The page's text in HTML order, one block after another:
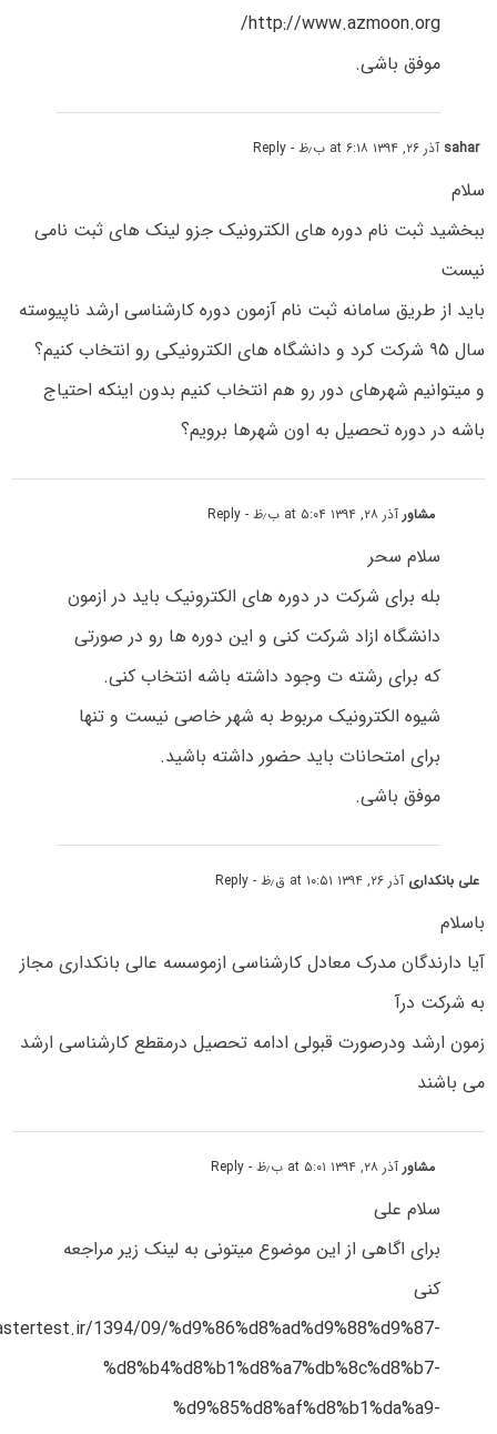
http://www.azmoon.org/
موفق باشی.
sahar آذر ۲۶, ۱۳۹۴ at ۶:۱۸ ب٫ظ - Reply
سلام
ببخشید ثبت نام دوره های الکترونیک جزو لینک های ثبت نامی
نیست
باید از طریق سامانه ثبت نام آزمون دوره کارشناسی ارشد ناپیوسته
سال ۹۵ شرکت کرد و دانشگاه های الکترونیکی رو انتخاب کنیم؟
و میتوانیم شهرهای دور رو هم انتخاب کنیم بدون اینکه احتیاج
باشه در دوره تحصیل به اون شهرها برویم؟
مشاورآذر ۲۸, ۱۳۹۴ at ۵:۰۴ ب٫ظ - Reply
سلام سحر
بله برای شرکت در دوره های الکترونیک باید در ازمون
دانشگاه ازاد شرکت کنی و این دوره ها رو در صورتی
که برای رشته ت وجود داشته باشه انتخاب کنی.
شیوه الکترونیک مربوط به شهر خاصی نیست و تنها
برای امتحانات باید حضور داشته باشید.
موفق باشی.
علی بانکداری آذر ۲۶, ۱۳۹۴ at ۱۰:۵۱ ق٫ظ - Reply
باسلام
آیا دارندگان مدرک معادل کارشناسی ازموسسه عالی بانکداری مجاز
به شرکت درآ
زمون ارشد ودرصورت قبولی ادامه تحصیل درمقطع کارشناسی ارشد
می باشند
مشاورآذر ۲۸, ۱۳۹۴ at ۵:۰۱ ب٫ظ - Reply
سلام علی
برای اگاهی از این موضوع میتونی به لینک زیر مراجعه
کنی
1394/09/%d9%86%d8%ad%d9%88%d9%87-
%d8%b4%d8%b1%d8%a7%db%8c%d8%b7-
%d9%85%d8%af%d8%b1%da%a9-